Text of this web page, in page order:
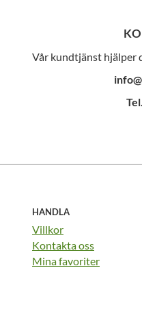
Vår kundtjänst hjälper
HANDLA
Villkor
Kontakta oss
Mina favoriter